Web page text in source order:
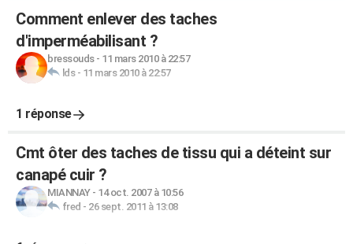
Comment enlever des taches
d'imperméabilisant ?
bressouds- 11 mars 2010 à 22:57
lds- 11 mars 2010 à 22:57
1 réponse
Cmt ôter des taches de tissu qui a déteint sur
canapé cuir ?
MIANNAY- 14 oct. 2007 à 10:56
fred - 26 sept. 2011 à 13:08